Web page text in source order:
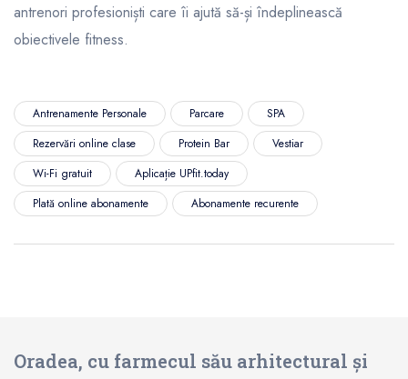
antrenori profesioniști care îi ajută să-și îndeplinească
obiectivele fitness.
Antrenamente Personale Parcare
SPA
Rezervări online clase
Protein Bar
Vestiar
Wi-Fi gratuit
Aplicație UPfit.today
Plată online abonamente
Abonamente recurente
Oradea, cu farmecul său arhitectural și